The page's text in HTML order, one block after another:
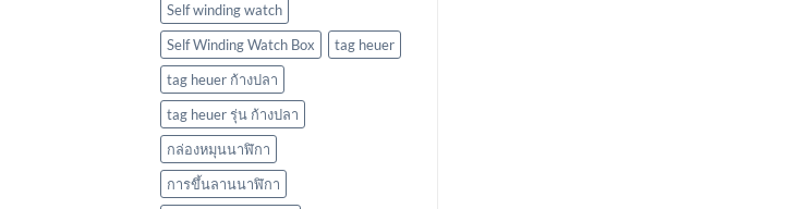
Self winding watch
Self Winding Watch Box
tag heuer
tag heuer ก้างปลา
tag heuer รุ่น ก้างปลา
กล่องหมุนนาฬิกา
การขึ้นลานนาฬิกา